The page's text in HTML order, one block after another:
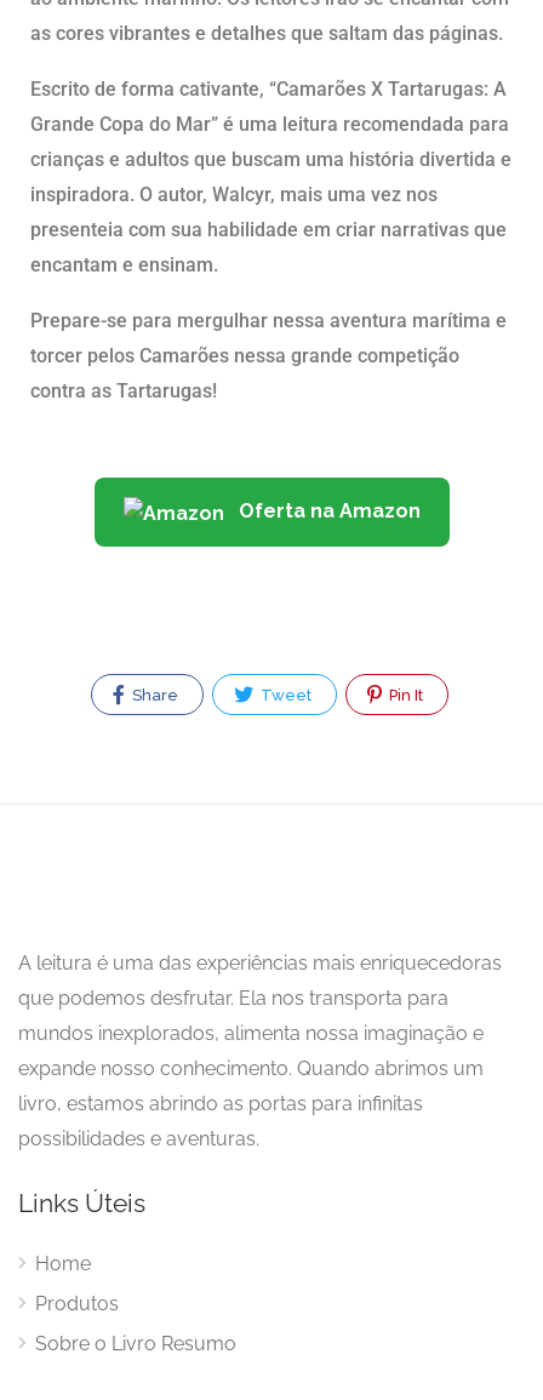
as cores vibrantes e detalhes que saltam das páginas.
Escrito de forma cativante, “Camarões X Tartarugas: A
Grande Copa do Mar” é uma leitura recomendada para
crianças e adultos que buscam uma história divertida e
inspiradora. O autor, Walcyr, mais uma vez nos
presenteia com sua habilidade em criar narrativas que
encantam e ensinam.
Prepare-se para mergulhar nessa aventura marítima e
torcer pelos Camarões nessa grande competição
contra as Tartarugas!
Oferta na Amazon
Share Tweet Pin It
A leitura é uma das experiências mais enriquecedoras
que podemos desfrutar. Ela nos transporta para
mundos inexplorados, alimenta nossa imaginação e
expande nosso conhecimento. Quando abrimos um
livro, estamos abrindo as portas para infinitas
possibilidades e aventuras.
Links Úteis
Home
Produtos
Sobre o Livro Resumo